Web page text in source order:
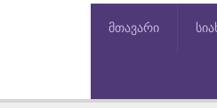
მთავარი